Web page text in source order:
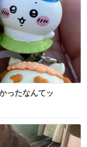
ったなんてッ